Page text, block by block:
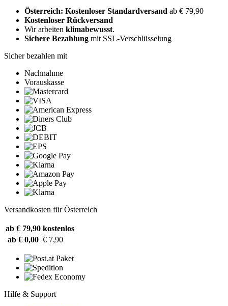
Österreich: Kostenloser Standardversand ab € 79,90
Kostenloser Rückversand
Wir arbeiten klimabewusst.
Sichere Bezahlung mit SSL-Verschlüsselung
Sicher bezahlen mit
Nachnahme
Vorauskasse
Versandkosten für Österreich
ab € 79,90 kostenlos
ab € 0,00 € 7,90
Hilfe & Support